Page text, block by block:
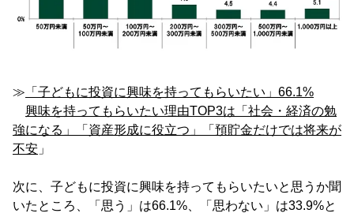
≫ 「子どもに投資に興味を持ってもらいたい」66.1%
興味を持ってもらいたい理由TOP3は「社会・経済の勉
強になる」「資産形成に役立つ」「預貯金だけでは将来が
不安 」
次に、子どもに投資に興味を持ってもらいたいと思うか聞
いたところ、「思う」は66.1%、「思わない」は33.9%と